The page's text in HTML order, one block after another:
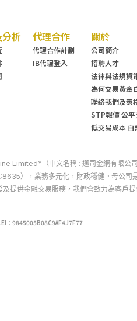
析 代理合作
代理合作計劃
IB代理登入
關於
公司簡介
招聘人才
法律與法規資
為何交易黃金
聯絡我們及表
STP報價 公平
低交易成本 自
Limited*（中文名稱 : 邁司金網有限公
），業務多元化，財政穩健。母公司
提供金融交易服務，我們會致力為客戶
：9845005B08C9AF4J7F77